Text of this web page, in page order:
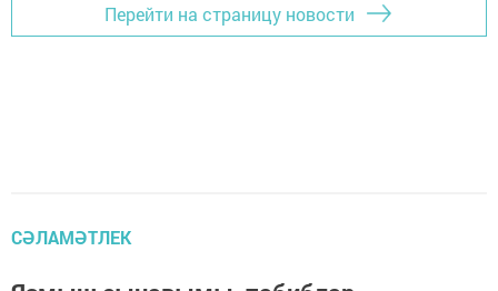
Перейти на страницу новости
СӘЛАМӘТЛЕК